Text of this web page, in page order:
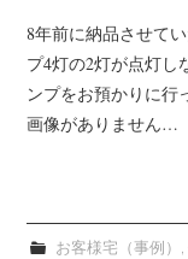
8年前に納品させて
プ4灯の2灯が点灯し
ンプをお預かりに
画像がありません…
お客様宅（事例）